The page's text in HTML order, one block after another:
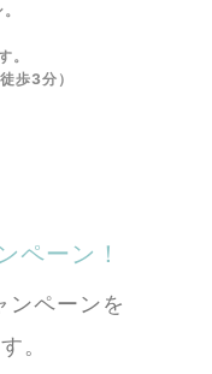
。
歩3分）
ペーン！
ンペーンを
。